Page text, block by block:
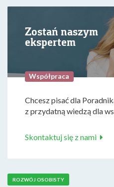
Zostań naszym
ekspertem
Współpraca
Chcesz pisać dla
z przydatną wiedzą dla
Skontaktuj się z nami
ROZWÓJ OSOBISTY